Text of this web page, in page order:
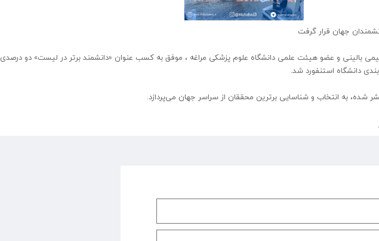
جهان قرار گرفت
بالینی و عضو هیئت علمی دانشگاه علوم پزشکی مراغه ، موفق به کسب عنوان «دانشمند برتر در لیست» دو درصدی
دانشگاه استنفورد شد.